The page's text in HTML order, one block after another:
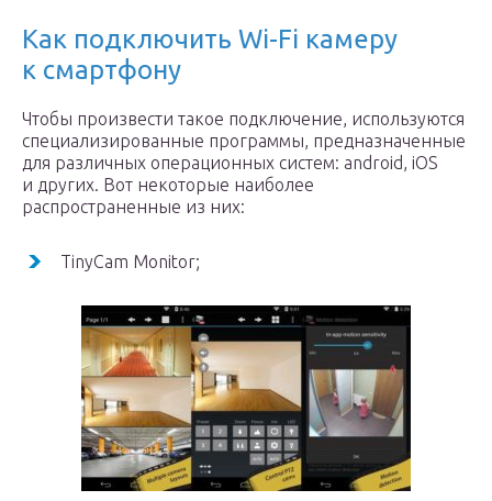
Как подключить Wi-Fi камеру
к смартфону
Чтобы произвести такое подключение, используются
специализированные программы, предназначенные
для различных операционных систем: android, iOS
и других. Вот некоторые наиболее
распространенные из них:
TinyCam Monitor;